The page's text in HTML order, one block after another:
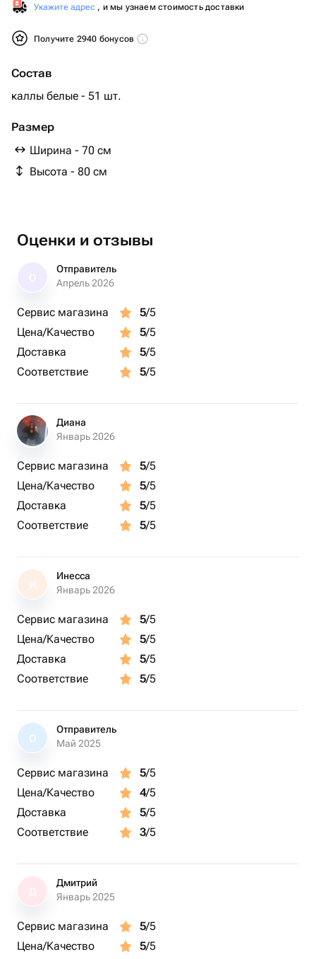
Укажите адрес , и мы узнаем стоимость доставки
Получите 2940 бонусов
Состав
каллы белые - 51 шт.
Размер
Ширина - 70 см
Высота - 80 см
Оценки и отзывы
Отправитель
Апрель 2026
Сервис магазина 5/5
Цена/Качество
5/5
Доставка
5/5
Соответствие
5/5
Диана
Январь 2026
Сервис магазина 5/5
Цена/Качество
5/5
Доставка
5/5
Соответствие
5/5
И
Инесса
Январь 2026
Сервис магазина 5/5
Цена/Качество
5/5
Доставка
5/5
Соответствие
5/5
О
Отправитель
Май 2025
Сервис магазина 5/5
Цена/Качество
4/5
Доставка
5/5
Соответствие
3/5
Дмитрий
Январь 2025
Сервис магазина 5/5
Цена/Качество
5/5